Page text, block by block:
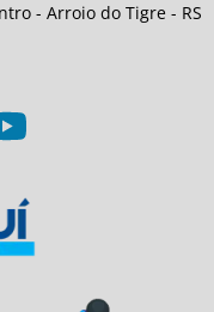
- Arroio do Tigre - RS